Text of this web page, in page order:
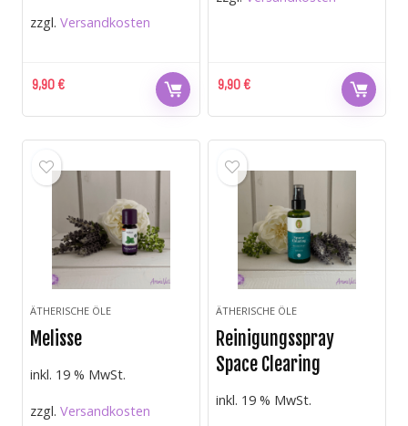
9,90€
zzgl.Versandkosten
9,90€
ÄTHERISCHE ÖLE
Melisse
inkl. 19 % MwSt.
zzgl.Versandkosten
ÄTHERISCHE ÖLE
Reinigungsspray
Space Clearing
inkl. 19 % MwSt.